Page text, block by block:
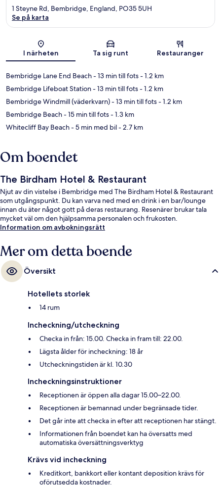
Karta
1 Steyne Rd, Bembridge, England, PO35 5UH
Se på karta
I närheten Ta sig runt Restauranger
Bembridge Lane End Beach- 13 min till fots- 1.2 km
Bembridge Lifeboat Station- 13 min till fots- 1.2 km
Bembridge Windmill (väderkvarn)- 13 min till fots- 1.2 km
Bembridge Beach- 15 min till fots- 1.3 km
Whitecliff Bay Beach- 5 min med bil- 2.7 km
Om boendet
The Birdham Hotel & Restaurant
Njut av din vistelse i Bembridge med The Birdham Hotel & Restaurant
som utgångspunkt. Du kan varva ned med en drink i en bar/lounge
innan du äter något gott på deras restaurang. Resenärer brukar tala
mycket väl om den hjälpsamma personalen och frukosten.
Information om avbokningsrätt
Mer om detta boende
Översikt
Hotellets storlek
14 rum
Incheckning/utcheckning
Checka in från: 15.00. Checka in fram till: 22.00.
Lägsta ålder för incheckning: 18 år
Utcheckningstiden är kl. 10.30
Incheckningsinstruktioner
Receptionen är öppen alla dagar 15.00–22.00.
Receptionen är bemannad under begränsade tider.
Det går inte att checka in efter att receptionen har stängt.
Informationen från boendet kan ha översatts med
automatiska översättningsverktyg
Krävs vid incheckning
Kreditkort, bankkort eller kontant deposition krävs för
oförutsedda kostnader.